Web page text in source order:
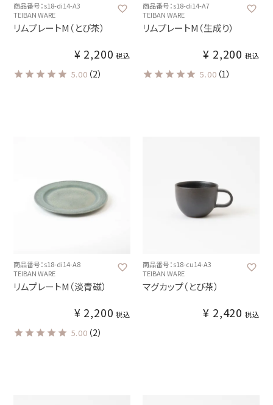
商品番号：s18-di14-A3
TEIBAN WARE
リムプレートM（とび茶）
¥ 2,200 税込
5.00 （2）
商品番号：s18-di14-A7
TEIBAN WARE
リムプレートM（生成り）
¥ 2,200 税込
5.00 （1）
商品番号：s18-di14-A8
TEIBAN WARE
リムプレートM（淡青磁）
¥ 2,200 税込
5.00 （2）
商品番号：s18-cu14-A3
TEIBAN WARE
マグカップ（とび茶）
¥ 2,420 税込